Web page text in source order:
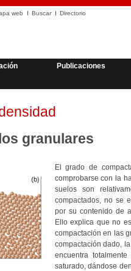
web Buscar Directorio
Publicaciones
granulares
El grado de
comprobarse con la
suelos son
compactados, no se
por su contenido de
Ello explica que no
compactación en las
compactación dado,
encuentra
saturado, dándose